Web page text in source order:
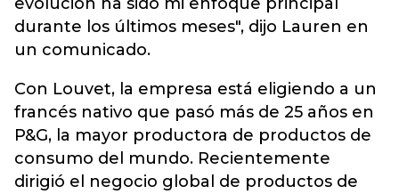
durante los últimos meses", dijo Lauren en
un comunicado.
Con Louvet, la empresa está eligiendo a un
francés nativo que pasó más de 25 años en
P&G, la mayor productora de productos de
consumo del mundo. Recientemente
dirigió el negocio global de productos de